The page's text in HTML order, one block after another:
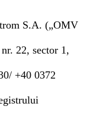
S.A. („OMV
22, sector 1,
/ +40 0372